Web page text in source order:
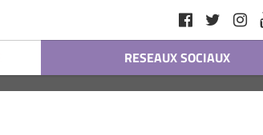
RESEAUX SOCIAUX